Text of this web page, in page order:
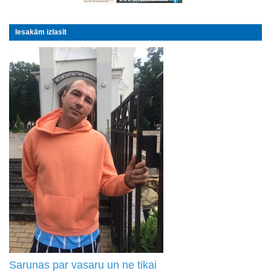
Iesakām izlasīt
Sarunas par vasaru un ne tikai